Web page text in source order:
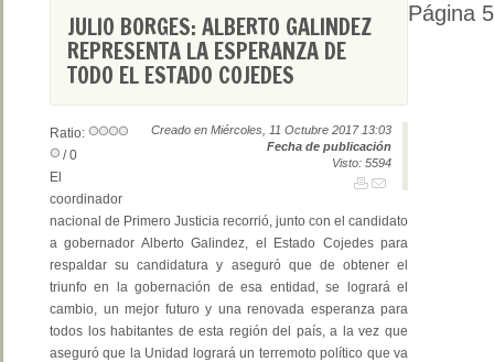
JULIO BORGES: ALBERTO GALINDEZ
REPRESENTA LA ESPERANZA DE
TODO EL ESTADO COJEDES
Creado en Miércoles, 11 Octubre 2017 13:03
Fecha de publicación
Visto: 5594
Ratio:
/ 0
El
coordinador
nacional de Primero Justicia recorrió, junto con el candidato
a gobernador Alberto Galindez, el Estado Cojedes para
respaldar su candidatura y aseguró que de obtener el
triunfo en la gobernación de esa entidad, se logrará el
cambio, un mejor futuro y una renovada esperanza para
todos los habitantes de esta región del país, a la vez que
aseguró que la Unidad logrará un terremoto político que va
Página